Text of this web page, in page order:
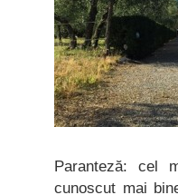
Paranteză: cel
cunoscut mai